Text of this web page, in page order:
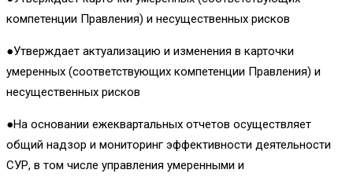
компетенции Правления) и несущественных рисков
●Утверждает актуализацию и изменения в карточки
умеренных (соответствующих компетенции Правления) и
несущественных рисков
●На основании ежеквартальных отчетов осуществляет
общий надзор и мониторинг эффективности деятельности
СУР, в том числе управления умеренными и